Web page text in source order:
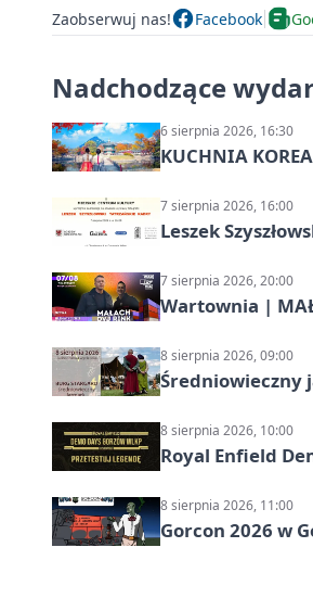
Zaobserwuj nas! Facebook
Nadchodzące
6 sierpnia 2026, 16:30
KUCHNIA
7 sierpnia 2026, 16:00
Leszek
7 sierpnia 2026, 20:00
Wartownia |
8 sierpnia 2026, 09:00
Średniowieczny
8 sierpnia 2026, 10:00
Royal Enfield
8 sierpnia 2026, 11:00
Gorcon 2026 w